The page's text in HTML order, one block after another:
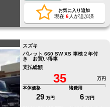
お気に入り追加
現在 6人が追加済
スズキ
パレット 660 SW XS 車検２年付
き お買い得車
支払総額
35
万円
本体価格
29 万円
諸費用
6 万円